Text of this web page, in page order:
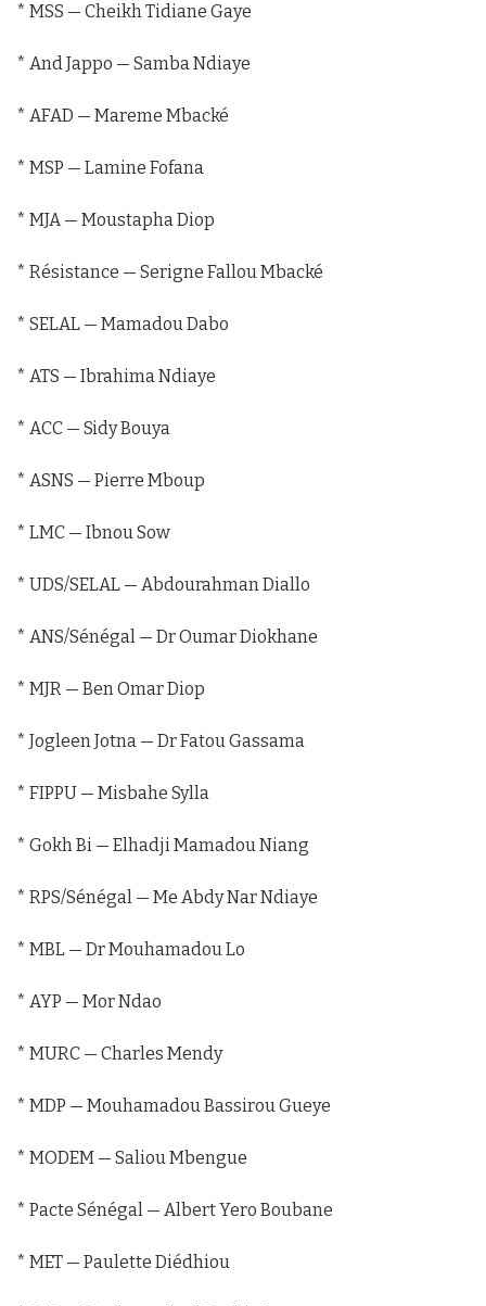
* MSS — Cheikh Tidiane Gaye
* And Jappo — Samba Ndiaye
* AFAD — Mareme Mbacké
* MSP — Lamine Fofana
* MJA — Moustapha Diop
* Résistance — Serigne Fallou Mbacké
* SELAL — Mamadou Dabo
* ATS — Ibrahima Ndiaye
* ACC — Sidy Bouya
* ASNS — Pierre Mboup
* LMC — Ibnou Sow
* UDS/SELAL — Abdourahman Diallo
* ANS/Sénégal — Dr Oumar Diokhane
* MJR — Ben Omar Diop
* Jogleen Jotna — Dr Fatou Gassama
* FIPPU — Misbahe Sylla
* Gokh Bi — Elhadji Mamadou Niang
* RPS/Sénégal — Me Abdy Nar Ndiaye
* MBL — Dr Mouhamadou Lo
* AYP — Mor Ndao
* MURC — Charles Mendy
* MDP — Mouhamadou Bassirou Gueye
* MODEM — Saliou Mbengue
* Pacte Sénégal — Albert Yero Boubane
* MET — Paulette Diédhiou